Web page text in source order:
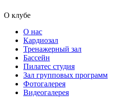
О клубе
О нас
Кардиозал
Тренажерный зал
Бассейн
Пилатес студия
Зал групповых программ
Фотогалерея
Видеогалерея